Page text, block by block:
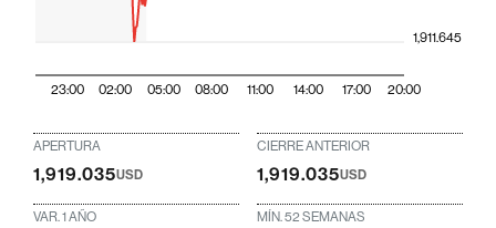
23:00 02:00 05:00 08:00 11:00 14:00 17:00 20:00
1,911.645
APERTURA
1,919.035USD
CIERRE ANTERIOR
1,919.035USD
VAR. 1 AÑO MÍN. 52 SEMANAS